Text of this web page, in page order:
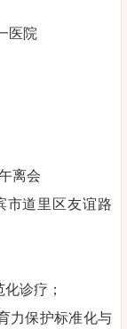
医院
离会
市道里区友谊路
诊疗；
力保护标准化与